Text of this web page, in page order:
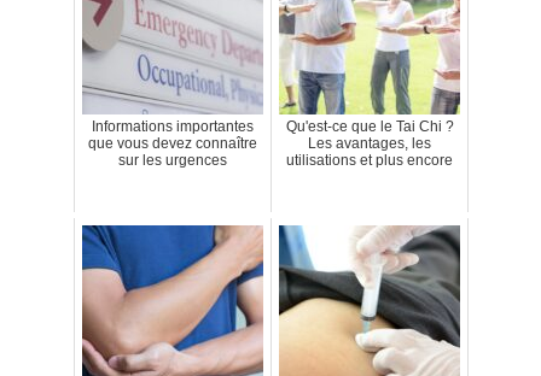
Informations importantes
que vous devez connaître
sur les urgences
Qu'est-ce que le Tai Chi ?
Les avantages, les
utilisations et plus encore